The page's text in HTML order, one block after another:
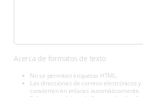
Acerca de formatos de texto
No se permiten etiquetas HTML.
Las direcciones de correos electrónicos y
convierten en enlaces automáticamente.